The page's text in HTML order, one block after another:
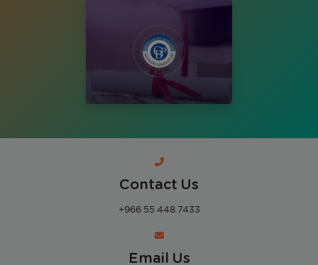
Contact Us
+966 55 448 7433
Email Us